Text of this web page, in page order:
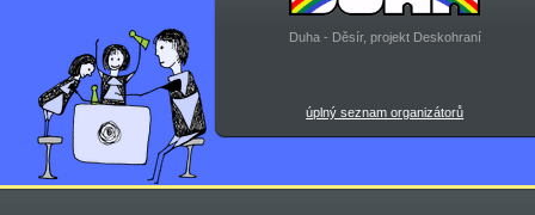
Duha - Děsír, projekt Deskohraní
úplný seznam organizátorů